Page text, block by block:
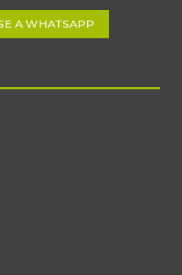
A WHATSAPP